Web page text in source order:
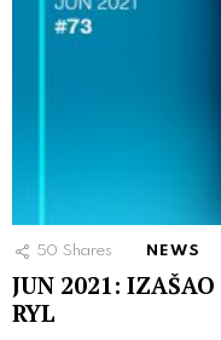
50 Shares NEWS
JUN 2021:
RYL